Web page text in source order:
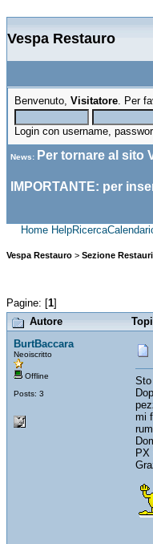
Vespa Restauro
Benvenuto, Visitatore. Per
Login con username,
News: Per tornare al sito
IMPORTANTE: per
Home HelpRicerca
Vespa Restauro > Sezione Restauri
Pagine: [1]
Autore
BurtBaccara
Neoiscritto
Offline
Posts: 3
Sto
mi
PX